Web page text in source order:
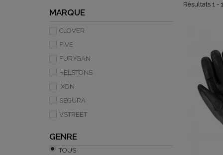
MARQUE
CLOVER
FIVE
FURYGAN
HELSTONS
IXON
SEGURA
VSTREET
GENRE
TOUS
Résultats 1 -